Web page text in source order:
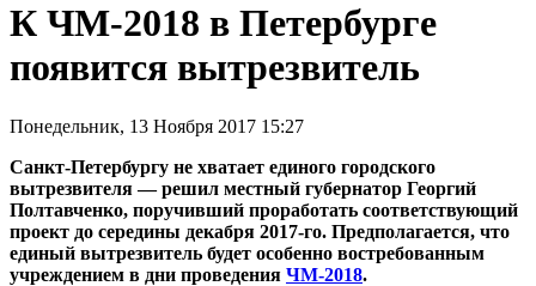
К ЧМ-2018 в Петербурге
появится вытрезвитель‍
Понедельник, 13 Ноября 2017 15:27
Санкт-Петербургу не хватает единого городского
вытрезвителя — решил местный губернатор Георгий
Полтавченко, поручивший проработать соответствующий
проект до середины декабря 2017-го. Предполагается, что
единый вытрезвитель будет особенно востребованным
учреждением в дни проведения ЧМ-2018.